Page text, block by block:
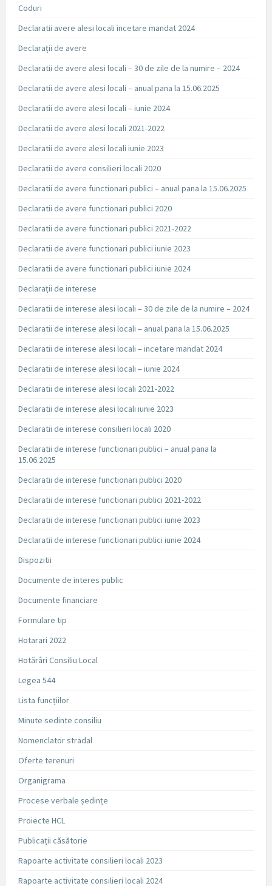
Coduri
Declaratii avere alesi locali incetare mandat 2024
Declarații de avere
Declaratii de avere alesi locali – 30 de zile de la numire – 2024
Declaratii de avere alesi locali – anual pana la 15.06.2025
Declaratii de avere alesi locali – iunie 2024
Declaratii de avere alesi locali 2021-2022
Declaratii de avere alesi locali iunie 2023
Declaratii de avere consilieri locali 2020
Declaratii de avere functionari publici – anual pana la 15.06.2025
Declaratii de avere functionari publici 2020
Declaratii de avere functionari publici 2021-2022
Declaratii de avere functionari publici iunie 2023
Declaratii de avere functionari publici iunie 2024
Declarații de interese
Declaratii de interese alesi locali – 30 de zile de la numire – 2024
Declaratii de interese alesi locali – anual pana la 15.06.2025
Declaratii de interese alesi locali – incetare mandat 2024
Declaratii de interese alesi locali – iunie 2024
Declaratii de interese alesi locali 2021-2022
Declaratii de interese alesi locali iunie 2023
Declaratii de interese consilieri locali 2020
Declaratii de interese functionari publici – anual pana la
15.06.2025
Declaratii de interese functionari publici 2020
Declaratii de interese functionari publici 2021-2022
Declaratii de interese functionari publici iunie 2023
Declaratii de interese functionari publici iunie 2024
Dispozitii
Documente de interes public
Documente financiare
Formulare tip
Hotarari 2022
Hotărâri Consiliu Local
Legea 544
Lista funcțiilor
Minute sedinte consiliu
Nomenclator stradal
Oferte terenuri
Organigrama
Procese verbale ședințe
Proiecte HCL
Publicații căsătorie
Rapoarte activitate consilieri locali 2023
Rapoarte activitate consilieri locali 2024